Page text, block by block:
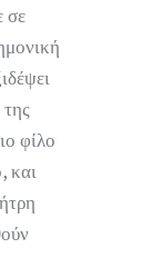
σε
φίλο
και